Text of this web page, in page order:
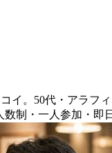
イ。50代・アラフ
制・一人参加・即